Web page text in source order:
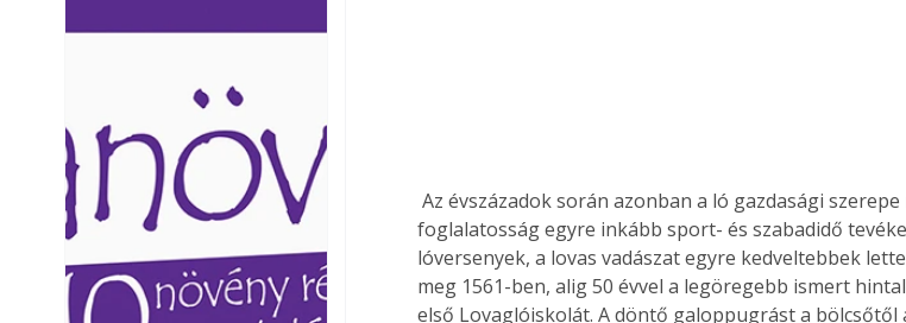
Az évszázadok során azonban a ló gazdasági szerepe megváltozott: a vele való
foglalatosság egyre inkább sport- és szabadidő
lóversenyek, a lovas vadászat egyre kedveltebbek
meg 1561-ben, alig 50 évvel a legöregebb ismert
első Lovaglóiskolát. A döntő galoppugrást a